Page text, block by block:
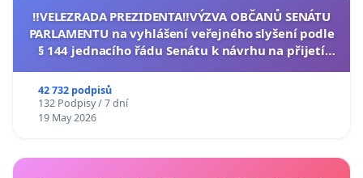
‼️VELEZRADA PREZIDENTA‼️VÝZVA OBČANŮ SENÁTU
PARLAMENTU na vyhlášení veřejného slyšení podle
§ 144 jednacího řádu Senátu k návrhu na přijetí
42 732 podpisů
132 Podpisy / 7 dní
19 May 2026